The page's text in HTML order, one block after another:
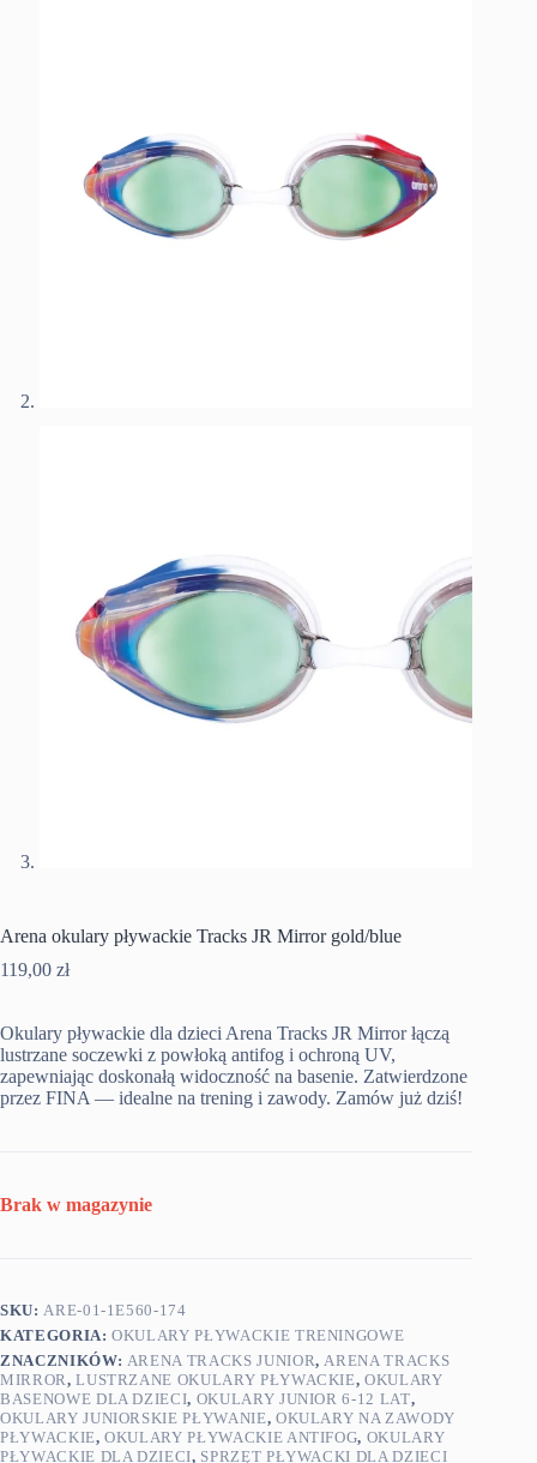
Arena okulary pływackie Tracks JR Mirror gold/blue
119,00 zł
Okulary pływackie dla dzieci Arena Tracks JR Mirror łączą
lustrzane soczewki z powłoką antifog i ochroną UV,
zapewniając doskonałą widoczność na basenie. Zatwierdzone
przez FINA — idealne na trening i zawody. Zamów już dziś!
Brak w magazynie
SKU: ARE-01-1E560-174
KATEGORIA:OKULARY PŁYWACKIE TRENINGOWE
ZNACZNIKÓW: ARENA TRACKS JUNIOR, ARENA TRACKS
MIRROR ,LUSTRZANE OKULARY PŁYWACKIE,OKULARY
BASENOWE DLA DZIECI, OKULARY JUNIOR 6-12 LAT,
OKULARY JUNIORSKIE PŁYWANIE, OKULARY NA ZAWODY
PŁYWACKIE,OKULARY PŁYWACKIE ANTIFOG, OKULARY
PŁYWACKIE DLA DZIECI, SPRZĘT PŁYWACKI DLA DZIECI